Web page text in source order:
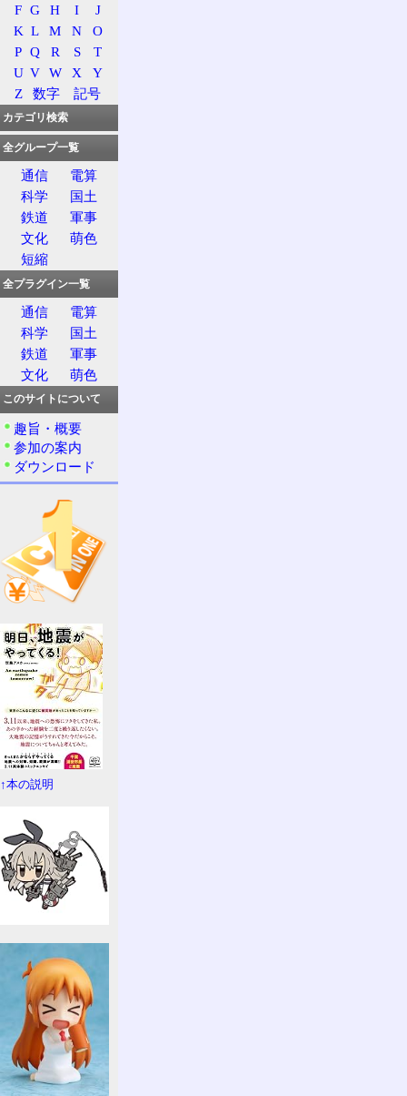
F G H I
J
K L M N
O
P Q R S
T
U V W X
Y
Z
数字 記号
カテゴリ検索
全グループ一覧
通信
電算
科学
国土
鉄道
軍事
文化
萌色
短縮
全プラグイン一覧
通信
電算
科学
国土
鉄道
軍事
文化
萌色
このサイトについて
趣旨・概要
参加の案内
ダウンロード
↑本の説明